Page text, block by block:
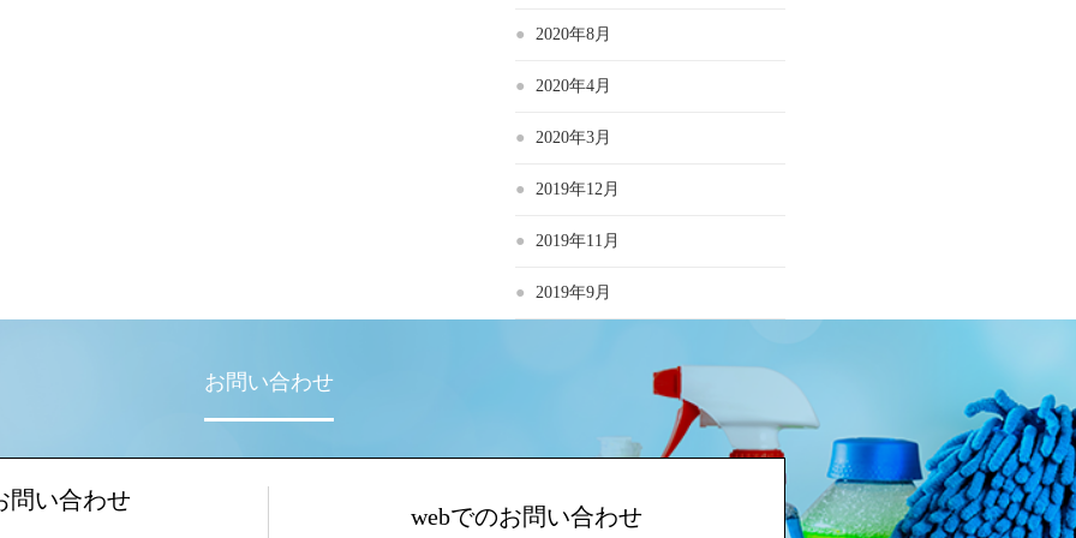
2020年8月
2020年4月
2020年3月
2019年12月
2019年11月
2019年9月
お問い合わせ
問い合わせ
webでのお問い合わせ